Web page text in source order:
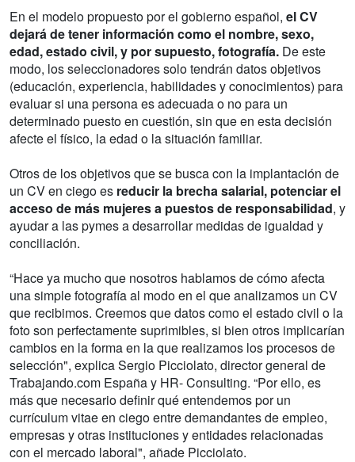
En el modelo propuesto por el gobierno español, el CV
dejará de tener información como el nombre, sexo,
edad, estado civil, y por supuesto, fotografía. De este
modo, los seleccionadores solo tendrán datos objetivos
(educación, experiencia, habilidades y conocimientos) para
evaluar si una persona es adecuada o no para un
determinado puesto en cuestión, sin que en esta decisión
afecte el físico, la edad o la situación familiar.
Otros de los objetivos que se busca con la implantación de
un CV en ciego es reducir la brecha salarial, potenciar el
acceso de más mujeres a puestos de responsabilidad, y
ayudar a las pymes a desarrollar medidas de igualdad y
conciliación.
“Hace ya mucho que nosotros hablamos de cómo afecta
una simple fotografía al modo en el que analizamos un CV
que recibimos. Creemos que datos como el estado civil o la
foto son perfectamente suprimibles, si bien otros implicarían
cambios en la forma en la que realizamos los procesos de
selección", explica Sergio Picciolato, director general de
Trabajando.com España y HR- Consulting. “Por ello, es
más que necesario definir qué entendemos por un
currículum vitae en ciego entre demandantes de empleo,
empresas y otras instituciones y entidades relacionadas
con el mercado laboral", añade Picciolato.